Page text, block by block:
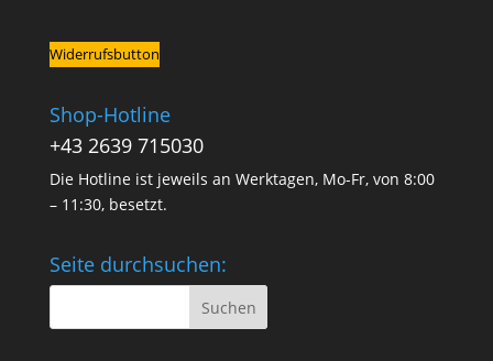
Widerrufsbutton
Shop-Hotline
+43 2639 715030
Die Hotline ist jeweils an Werktagen, Mo-Fr, von 8:00
– 11:30, besetzt.
Seite durchsuchen: